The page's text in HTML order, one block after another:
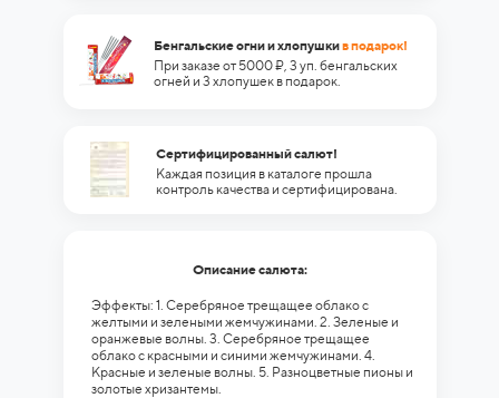
Бенгальские огни и хлопушкив подарок!
При заказе от 5000 ₽, 3 уп. бенгальских
огней и 3 хлопушек в подарок.
Сертифицированный салют!
Каждая позиция в каталоге прошла
контроль качества и сертифицирована.
Описание салюта:
Эффекты: 1. Серебряное трещащее облако с
желтыми и зелеными жемчужинами. 2. Зеленые и
оранжевые волны. 3. Серебряное трещащее
облако с красными и синими жемчужинами. 4.
Красные и зеленые волны. 5. Разноцветные пионы и
золотые хризантемы.